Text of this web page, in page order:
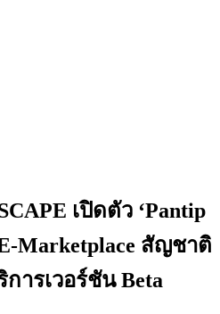
เปิดตัว ‘Pantip
Marketplace สัญชาติ
ารเวอร์ชัน Beta